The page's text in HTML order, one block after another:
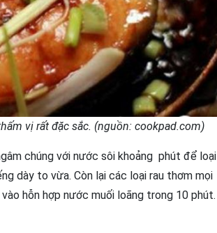
vị rất đặc sắc. (nguồn: cookpad.com)
chúng với nước sôi khoảng phút để loại
dày to vừa. Còn lại các loại rau thơm mọi
hỗn hợp nước muối loãng trong 10 phút.